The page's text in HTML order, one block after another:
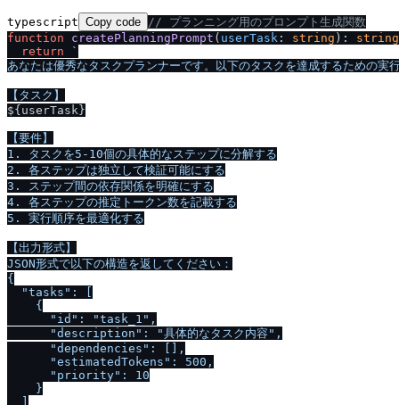
typescript Copy code // プランニング用のプロンプト生成関数
function
createPlanningPrompt ( userTask : string ): string
return
`
あなたは優秀なタスクプランナーです。以下のタスクを達成するための実
${userTask}
【要件】
1. タスクを5-10個の具体的なステップに分解する
2. 各ステップは独立して検証可能にする
3. ステップ間の依存関係を明確にする
4. 各ステップの推定トークン数を記載する
5. 実行順序を最適化する
【出力形式】
JSON形式で以下の構造を返してください：
{
  "tasks": [
    {
      "id": "task_1",
      "description": "具体的なタスク内容",
      "dependencies": [],
      "estimatedTokens": 500,
      "priority": 10
    }